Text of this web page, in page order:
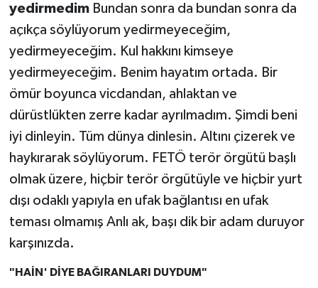
yedirmedim Bundan sonra da bundan sonra da
açıkça söylüyorum yedirmeyeceğim,
yedirmeyeceğim. Kul hakkını kimseye
yedirmeyeceğim. Benim hayatım ortada. Bir
ömür boyunca vicdandan, ahlaktan ve
dürüstlükten zerre kadar ayrılmadım. Şimdi beni
iyi dinleyin. Tüm dünya dinlesin. Altını çizerek ve
haykırarak söylüyorum. FETÖ terör örgütü başlı
olmak üzere, hiçbir terör örgütüyle ve hiçbir yurt
dışı odaklı yapıyla en ufak bağlantısı en ufak
teması olmamış Anlı ak, başı dik bir adam duruyor
karşınızda.
"HAİN' DİYE BAĞIRANLARI DUYDUM"